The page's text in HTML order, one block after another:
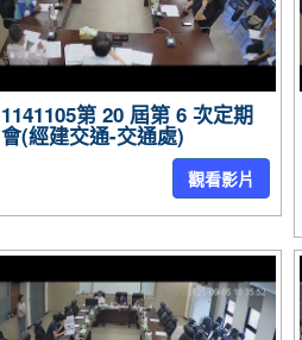
1141105第 20 屆第 6 次定期
會(經建交通-交通處)
觀看影片